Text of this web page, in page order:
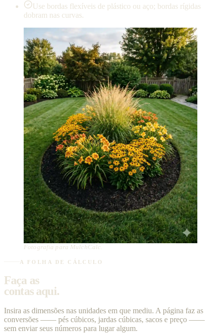
Use bordas flexíveis de plástico ou aço; bordas rígidas
dobram nas curvas.
Fotografia para MulchCalc.
A FOLHA DE CÁLCULO
Faça as
contas aqui.
Insira as dimensões nas unidades em que mediu. A página faz as
conversões —— pés cúbicos, jardas cúbicas, sacos e preço ——
sem enviar seus números para lugar algum.